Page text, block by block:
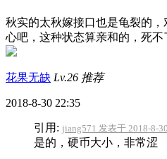
秋实的太秋嫁接口也是龟裂的
心吧，这种状态算亲和的，死不
花果无缺 Lv.26 推荐
2018-8-30 22:35
引用: jiang571 发表于 2018-8-
是的，硬币大小，非常涩